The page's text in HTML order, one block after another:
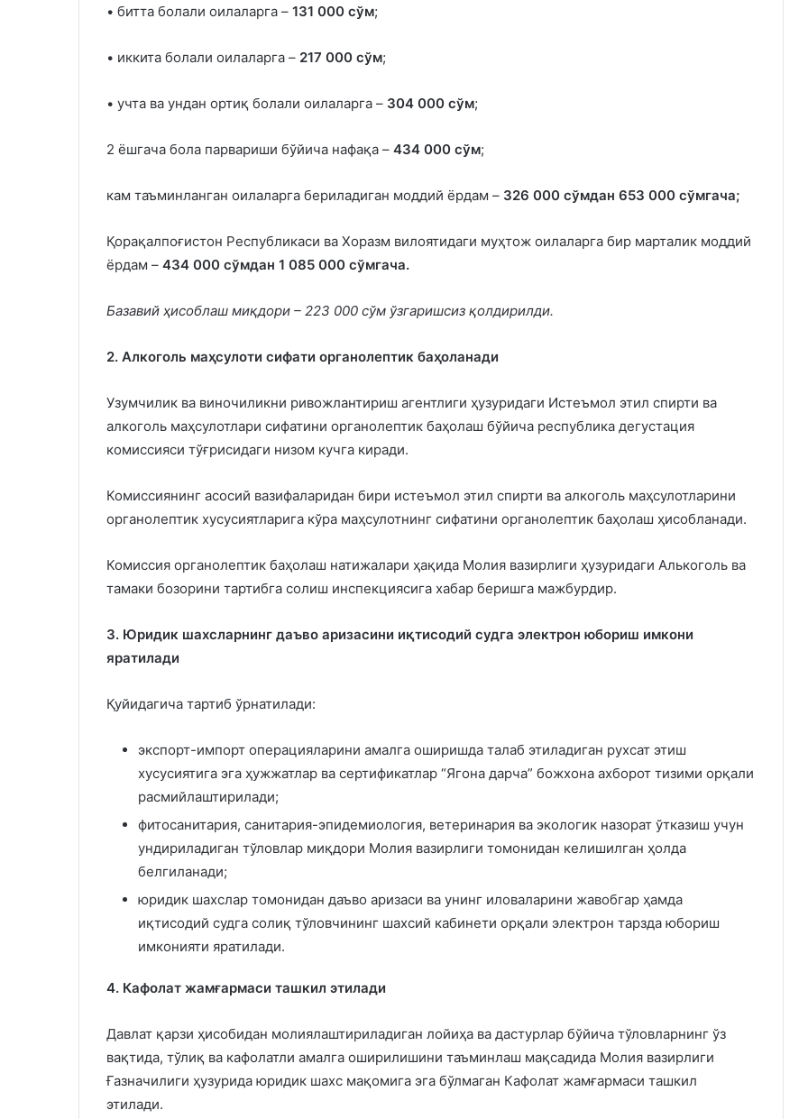
• битта болали оилаларга – 131 000 сўм;
• иккита болали оилаларга – 217 000 сўм;
• учта ва ундан ортиқ болали оилаларга – 304 000 сўм;
2 ёшгача бола парвариши бўйича нафақа – 434 000 сўм;
кам таъминланган оилаларга бериладиган моддий ёрдам – 326 000 сўмдан 653 000 сўмгача;
Қорақалпоғистон Республикаси ва Хоразм вилоятидаги муҳтож оилаларга бир марталик моддий
ёрдам – 434 000 сўмдан 1 085 000 сўмгача.
Базавий ҳисоблаш миқдори – 223 000 сўм ўзгаришсиз қолдирилди.
2. Алкоголь маҳсулоти сифати органолептик баҳоланади
Узумчилик ва виночиликни ривожлантириш агентлиги ҳузуридаги Истеъмол этил спирти ва
алкоголь маҳсулотлари сифатини органолептик баҳолаш бўйича республика дегустация
комиссияси тўғрисидаги низом кучга киради.
Комиссиянинг асосий вазифаларидан бири истеъмол этил спирти ва алкоголь маҳсулотларини
органолептик хусусиятларига кўра маҳсулотнинг сифатини органолептик баҳолаш ҳисобланади.
Комиссия органолептик баҳолаш натижалари ҳақида Молия вазирлиги ҳузуридаги Алькоголь ва
тамаки бозорини тартибга солиш инспекциясига хабар беришга мажбурдир.
3. Юридик шахсларнинг даъво аризасини иқтисодий судга электрон юбориш имкони
яратилади
Қуйидагича тартиб ўрнатилади:
экспорт-импорт операцияларини амалга оширишда талаб этиладиган рухсат этиш
хусусиятига эга ҳужжатлар ва сертификатлар “Ягона дарча” божхона ахборот тизими орқали
расмийлаштирилади;
фитосанитария, санитария-эпидемиология, ветеринария ва экологик назорат ўтказиш учун
ундириладиган тўловлар миқдори Молия вазирлиги томонидан келишилган ҳолда
белгиланади;
юридик шахслар томонидан даъво аризаси ва унинг иловаларини жавобгар ҳамда
иқтисодий судга солиқ тўловчининг шахсий кабинети орқали электрон тарзда юбориш
имконияти яратилади.
4. Кафолат жамғармаси ташкил этилади
Давлат қарзи ҳисобидан молиялаштириладиган лойиҳа ва дастурлар бўйича тўловларнинг ўз
вақтида, тўлиқ ва кафолатли амалга оширилишини таъминлаш мақсадида Молия вазирлиги
Ғазначилиги ҳузурида юридик шахс мақомига эга бўлмаган Кафолат жамғармаси ташкил
этилади.